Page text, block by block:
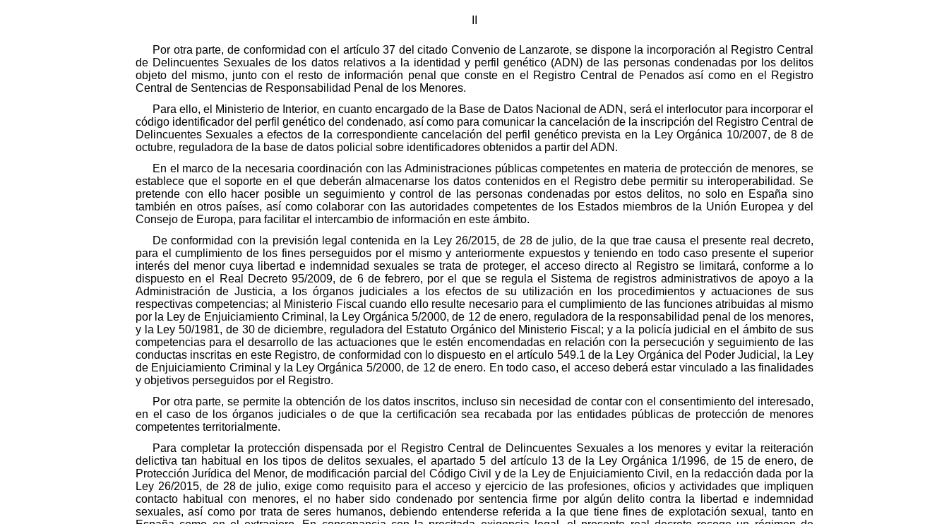
Por otra parte, de conformidad con el artículo 37 del citado Convenio de Lanzarote, se dispone la incorporación al Registro Central
de Delincuentes Sexuales de los datos relativos a la identidad y perfil genético (ADN) de las personas condenadas por los delitos
objeto del mismo, junto con el resto de información penal que conste en el Registro Central de Penados así como en el Registro
Central de Sentencias de Responsabilidad Penal de los Menores.
Para ello, el Ministerio de Interior, en cuanto encargado de la Base de Datos Nacional de ADN, será el interlocutor para incorporar el
código identificador del perfil genético del condenado, así como para comunicar la cancelación de la inscripción del Registro Central de
Delincuentes Sexuales a efectos de la correspondiente cancelación del perfil genético prevista en la Ley Orgánica 10/2007, de 8 de
octubre, reguladora de la base de datos policial sobre identificadores obtenidos a partir del ADN.
En el marco de la necesaria coordinación con las Administraciones públicas competentes en materia de protección de menores, se
establece que el soporte en el que deberán almacenarse los datos contenidos en el Registro debe permitir su interoperabilidad. Se
pretende con ello hacer posible un seguimiento y control de las personas condenadas por estos delitos, no solo en España sino
también en otros países, así como colaborar con las autoridades competentes de los Estados miembros de la Unión Europea y del
Consejo de Europa, para facilitar el intercambio de información en este ámbito.
De conformidad con la previsión legal contenida en la Ley 26/2015, de 28 de julio, de la que trae causa el presente real decreto,
para el cumplimiento de los fines perseguidos por el mismo y anteriormente expuestos y teniendo en todo caso presente el superior
interés del menor cuya libertad e indemnidad sexuales se trata de proteger, el acceso directo al Registro se limitará, conforme a lo
dispuesto en el Real Decreto 95/2009, de 6 de febrero, por el que se regula el Sistema de registros administrativos de apoyo a la
Administración de Justicia, a los órganos judiciales a los efectos de su utilización en los procedimientos y actuaciones de sus
respectivas competencias; al Ministerio Fiscal cuando ello resulte necesario para el cumplimiento de las funciones atribuidas al mismo
por la Ley de Enjuiciamiento Criminal, la Ley Orgánica 5/2000, de 12 de enero, reguladora de la responsabilidad penal de los menores,
y la Ley 50/1981, de 30 de diciembre, reguladora del Estatuto Orgánico del Ministerio Fiscal; y a la policía judicial en el ámbito de sus
competencias para el desarrollo de las actuaciones que le estén encomendadas en relación con la persecución y seguimiento de las
conductas inscritas en este Registro, de conformidad con lo dispuesto en el artículo 549.1 de la Ley Orgánica del Poder Judicial, la Ley
de Enjuiciamiento Criminal y la Ley Orgánica 5/2000, de 12 de enero. En todo caso, el acceso deberá estar vinculado a las finalidades
y objetivos perseguidos por el Registro.
Por otra parte, se permite la obtención de los datos inscritos, incluso sin necesidad de contar con el consentimiento del interesado,
en el caso de los órganos judiciales o de que la certificación sea recabada por las entidades públicas de protección de menores
competentes territorialmente.
Para completar la protección dispensada por el Registro Central de Delincuentes Sexuales a los menores y evitar la reiteración
delictiva tan habitual en los tipos de delitos sexuales, el apartado 5 del artículo 13 de la Ley Orgánica 1/1996, de 15 de enero, de
Protección Jurídica del Menor, de modificación parcial del Código Civil y de la Ley de Enjuiciamiento Civil, en la redacción dada por la
Ley 26/2015, de 28 de julio, exige como requisito para el acceso y ejercicio de las profesiones, oficios y actividades que impliquen
contacto habitual con menores, el no haber sido condenado por sentencia firme por algún delito contra la libertad e indemnidad
sexuales, así como por trata de seres humanos, debiendo entenderse referida a la que tiene fines de explotación sexual, tanto en